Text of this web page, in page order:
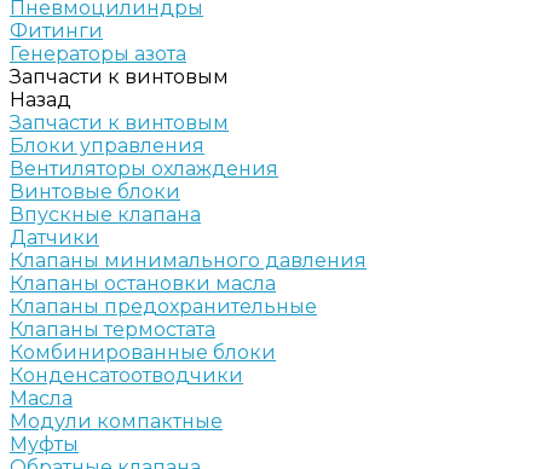
Пневмоцилиндры
Фитинги
Генераторы азота
Запчасти к винтовым
Назад
Запчасти к винтовым
Блоки управления
Вентиляторы охлаждения
Винтовые блоки
Впускные клапана
Датчики
Клапаны минимального давления
Клапаны остановки масла
Клапаны предохранительные
Клапаны термостата
Комбинированные блоки
Конденсатоотводчики
Масла
Модули компактные
Муфты